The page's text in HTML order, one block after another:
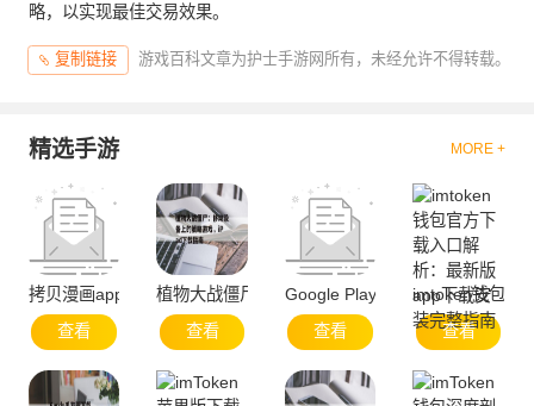
略，以实现最佳交易效果。
复制链接 游戏百科文章为护士手游网所有，未经允许不得转载。
精选手游 MORE +
拷贝漫画app官方网站-便捷服务与资源聚合
查看
植物大战僵尸：移动设备上的策略游戏，iPad下载
查看
Google Play官方下载与安全使用
查看
imtoken钱包官
查看